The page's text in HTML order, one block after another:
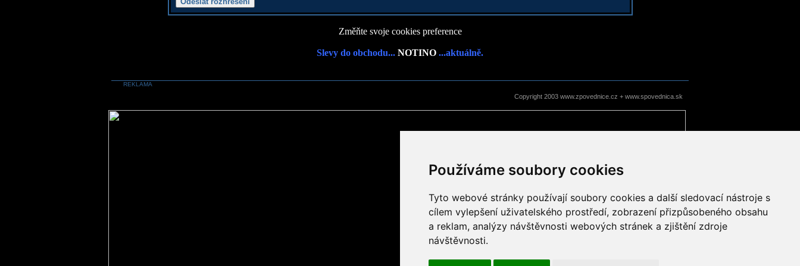
Používáme soubory cookies
Tyto webové stránky používají soubory cookies a další sledovací nástroje s
cílem vylepšení uživatelského prostředí, zobrazení přizpůsobeného obsahu
a reklam, analýzy návštěvnosti webových stránek a zjištění zdroje
návštěvnosti.
Změňte svoje cookies preference
Slevy do obchodu... NOTINO ...aktuálně.
REKLAMA
Copyright 2003 www.zpovednice.cz + www.spovednica.sk